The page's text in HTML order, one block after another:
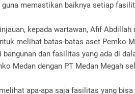
memastikan baiknya setiap
kepada wartawan, Afif
melihat batas-batas aset Pemko
dan fasilitas yang ada di
Medan dengan PT Medan Megah
apa-apa saja fasilitas yang